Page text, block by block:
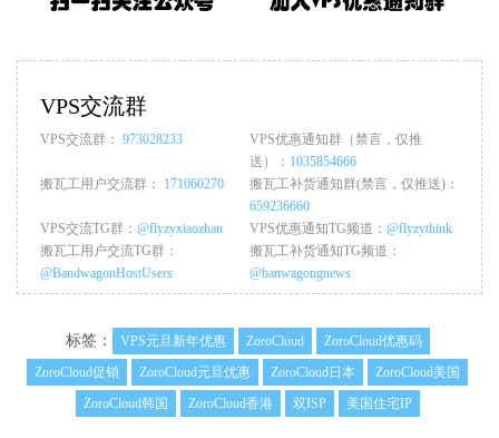
VPS交流群
VPS交流群： 973028233
VPS优惠通知群（禁言，仅推
送）： 1035854666
搬瓦工用户交流群： 171060270
搬瓦工补货通知群(禁言，仅推送)：
659236660
VPS交流TG群： @flyzyxiaozhan VPS优惠通知TG频道： @flyzythink
搬瓦工用户交流TG群：
@BandwagonHostUsers
搬瓦工补货通知TG频道：
@banwagongnews
标签： VPS元旦新年优惠 ZoroCloud
ZoroCloud优惠码
ZoroCloud促销
ZoroCloud元旦优惠 ZoroCloud日本
ZoroCloud美国
ZoroCloud韩国
ZoroCloud香港 双ISP 美国住宅IP